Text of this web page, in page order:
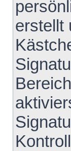
erstellt